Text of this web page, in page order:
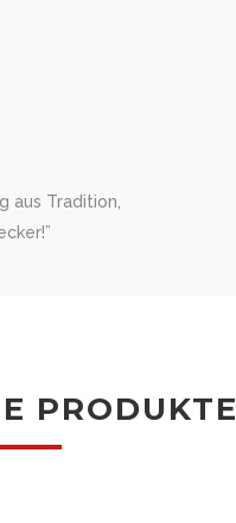
aus Tradition,
PRODUKTE